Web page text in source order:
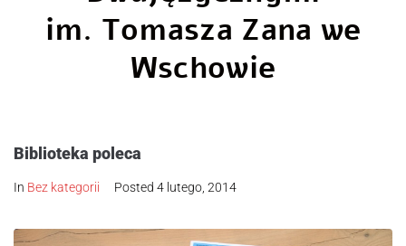
im. Tomasza Zana we
Wschowie
Biblioteka poleca
In Bez kategorii Posted 4 lutego, 2014